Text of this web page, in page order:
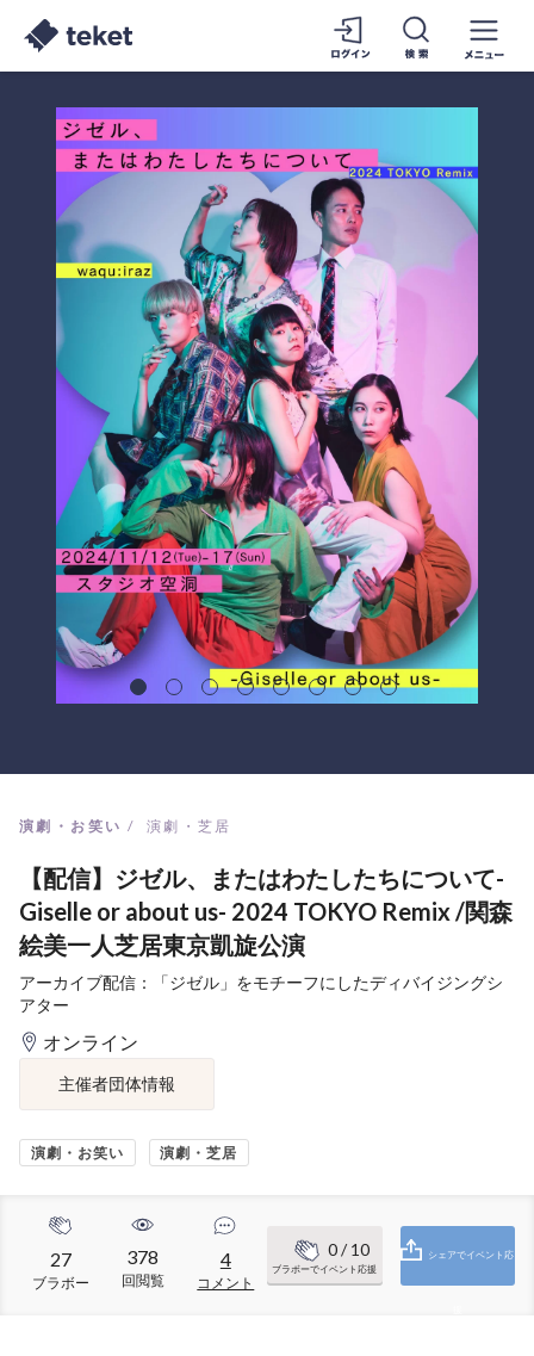
演劇・お笑い 演劇・芝居
【配信】ジゼル、またはわたしたちについて-
Giselle or about us- 2024 TOKYO Remix /関森
絵美一人芝居東京凱旋公演
アーカイブ配信：「ジゼル」をモチーフにしたディバイジングシ
アター
オンライン
主催者団体情報
演劇・お笑い 演劇・芝居
27
ブラボー
378
回閲覧
4
コメント
0/ 10
ブラボーでイベント応援
シェアでイベント応